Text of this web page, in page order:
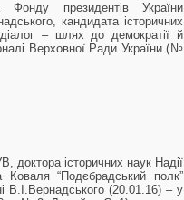
Фонду президентів України
кандидата історичних
– шлях до демократії й
Верховної Ради України (№
доктора історичних наук Надії
“Подєбрадський полк”
В.І.Вернадського (20.01.16) – у